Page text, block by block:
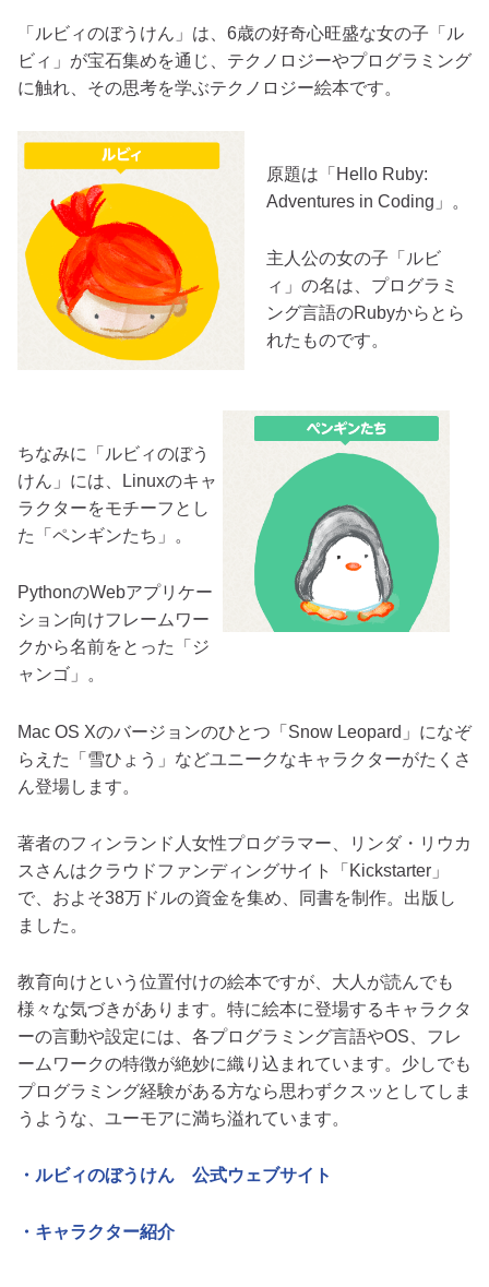
「ルビィのぼうけん」は、6歳の好奇心旺盛な女の子「ル
ビィ」が宝石集めを通じ、テクノロジーやプログラミング
に触れ、その思考を学ぶテクノロジー絵本です。
原題は「Hello Ruby:
Adventures in Coding」。
主人公の女の子「ルビ
ィ」の名は、プログラミ
ング言語のRubyからとら
れたものです。
ちなみに「ルビィのぼう
けん」には、Linuxのキャ
ラクターをモチーフとし
た「ペンギンたち」。
PythonのWebアプリケー
ション向けフレームワー
クから名前をとった「ジ
ャンゴ」。
Mac OS Xのバージョンのひとつ「Snow Leopard」になぞ
らえた「雪ひょう」などユニークなキャラクターがたくさ
ん登場します。
著者のフィンランド人女性プログラマー、リンダ・リウカ
スさんはクラウドファンディングサイト「Kickstarter」
で、およそ38万ドルの資金を集め、同書を制作。出版し
ました。
教育向けという位置付けの絵本ですが、大人が読んでも
様々な気づきがあります。特に絵本に登場するキャラクタ
ーの言動や設定には、各プログラミング言語やOS、フレ
ームワークの特徴が絶妙に織り込まれています。少しでも
プログラミング経験がある方なら思わずクスッとしてしま
うような、ユーモアに満ち溢れています。
・ルビィのぼうけん 公式ウェブサイト
・キャラクター紹介